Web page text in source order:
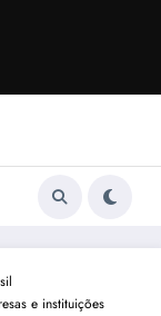
e instituições